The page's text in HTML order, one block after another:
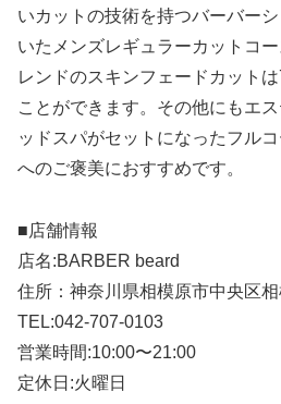
いカットの技術を持つバーバー
いたメンズレギュラーカットコ
レンドのスキンフェードカット
ことができます。その他にもエ
ッドスパがセットになったフル
へのご褒美におすすめです。
■店舗情報
店名:BARBER beard
住所：神奈川県相模原市中央区
TEL:042-707-0103
営業時間:10:00〜21:00
定休日:火曜日